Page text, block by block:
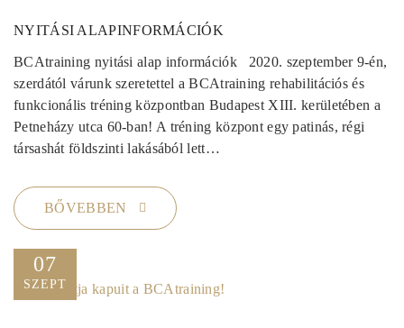
NYITÁSI ALAPINFORMÁCIÓK
BCAtraining nyitási alap információk 2020. szeptember 9-én,
szerdától várunk szeretettel a BCAtraining rehabilitációs és
funkcionális tréning központban Budapest XIII. kerületében a
Petneházy utca 60-ban! A tréning központ egy patinás, régi
társashát földszinti lakásából lett…
BŐVEBBEN
07
SZEPT